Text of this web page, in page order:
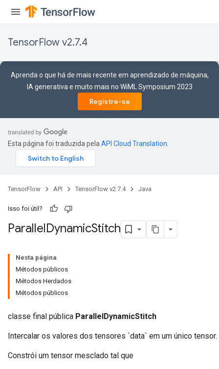
TensorFlow v2.7.4
Aprenda o que há de mais recente em aprendizado de máquina,
IA generativa e muito mais no WiML Symposium 2023
Registre-se
Esta página foi traduzida pela API Cloud Translation
TensorFlow API TensorFlow v2.7.4 Java
Isso foi útil?
ParallelDynamicStitch
Nesta página
Métodos públicos
Métodos Herdados
Métodos públicos
classe final pública ParallelDynamicStitch
Intercalar os valores dos tensores `data` em um único tensor.
Constrói um tensor mesclado tal que